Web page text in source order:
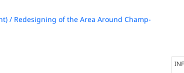
/ Redesigning of the Area Around Champ-